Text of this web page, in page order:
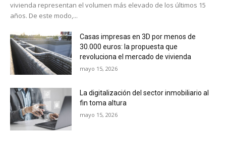
vivienda representan el volumen más elevado de los últimos 15
años. De este modo,...
Casas impresas en 3D por menos de
30.000 euros: la propuesta que
revoluciona el mercado de vivienda
mayo 15, 2026
La digitalización del sector inmobiliario al
fin toma altura
mayo 15, 2026